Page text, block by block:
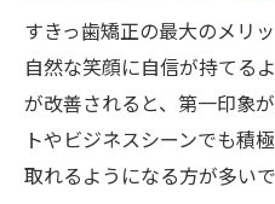
すきっ歯矯正の最大のメリ
自然な笑顔に自信が持てる
が改善されると、第一印象
トやビジネスシーンでも積
取れるようになる方が多いで